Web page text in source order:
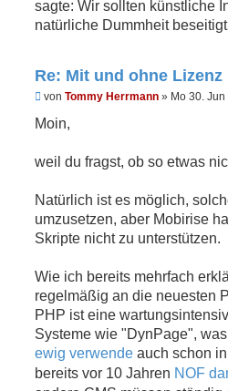
sagte: Wir sollten künstliche
natürliche Dummheit
Re: Mit und ohne Lizenz
U
g
e
n
r
B
t
a
g
von Tommy Herrmann » Mo 30.
Moin,
weil du fragst, ob so etwas
Natürlich ist es möglich,
umzusetzen, aber Mobirise
Skripte nicht zu unterstützen.
Wie ich bereits mehrfach
regelmäßig an die neuesten
PHP ist eine
Systeme wie "DynPage",
ewig verwende auch schon in
bereits vor 10 Jahren NOF